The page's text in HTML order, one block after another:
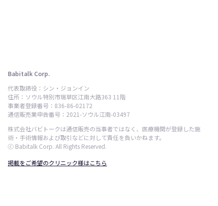
Babitalk Corp.
代表取締役：シン・ジョンイン
住所：ソウル特別市瑞草区江南大路363 11階
事業者登録番号：836-86-02172
通信販売業申告番号：2021-ソウル江南-03497
株式会社バビトークは通信販売の当事者ではなく、医療機関が登録した施
術・手術情報および取引などに対して責任を負いかねます。
ⓒ Babitalk Corp. All Rights Reserved.
掲載をご希望のクリニック様はこちら